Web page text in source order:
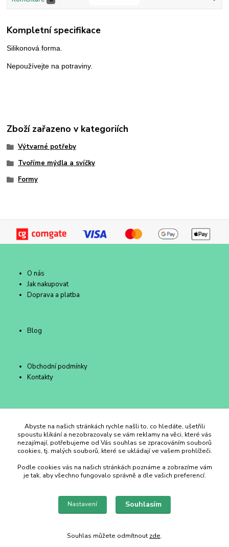
Kompletní specifikace
Silikonová forma.
Nepoužívejte na potraviny.
Zboží zařazeno v kategoriích
Výtvarné potřeby
Tvoříme mýdla a svíčky
Formy
O nás
Jak nakupovat
Doprava a platba
Blog
Obchodní podmínky
Kontakty
Duhový Ateliér Kroměříž
+420 734 258 002
duhovyatelier@email.cz
Abyste na našich stránkách rychle našli to, co hledáte, ušetřili
spoustu klikání a nezobrazovaly se vám reklamy na věci, které vás
nezajímají, potřebujeme od Vás souhlas se zpracováním souborů
cookies, tj. malých souborů, které se ukládají ve vašem prohlížeči.
Podle cookies vás na našich stránkách poznáme a zobrazíme vám
je tak, aby všechno fungovalo správně a dle vašich preferencí.
Nastavení Souhlasím
Souhlas můžete odmítnout zde.